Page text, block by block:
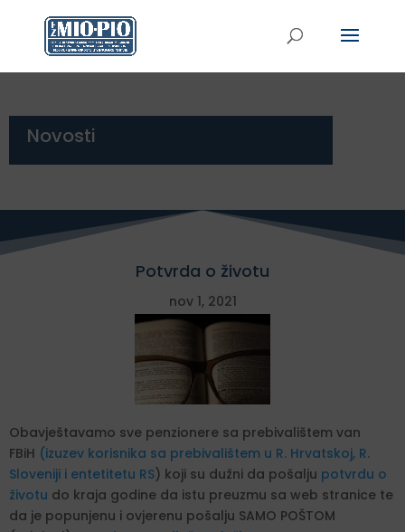
Novosti
Potvrda o životu
nov 1, 2021
Obavještavamo sve penzionere sa prebivalištem van
FBiH (izuzev korisnika sa prebivalištem u R. Hrvatskoj, R.
Sloveniji i entetitetu RS) koji su dužni da pošalju potvrdu o
životu do kraja godine da istu preuzmu sa web stranice te
da je popunjenu i ovjerenu pošalju SAMO POŠTOM